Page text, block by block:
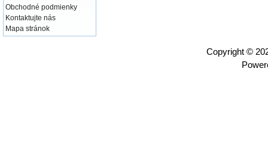
Obchodné podmienky
Kontaktujte nás
Mapa stránok
Copyright ©